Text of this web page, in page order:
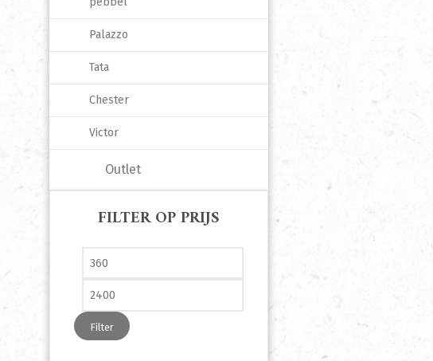
Palazzo
Tata
Chester
Victor
Outlet
FILTER OP PRIJS
Min. prijs
Filter